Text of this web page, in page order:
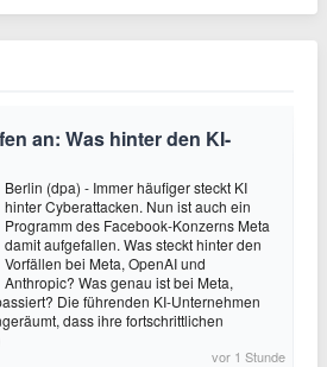
an: Was hinter den KI-
Berlin (dpa) - Immer häufiger steckt KI
hinter Cyberattacken. Nun ist auch ein
Programm des Facebook-Konzerns Meta
damit aufgefallen. Was steckt hinter den
Vorfällen bei Meta, OpenAI und
Anthropic? Was genau ist bei Meta,
Die führenden KI-Unternehmen
dass ihre fortschrittlichen
vor 1 Stunde